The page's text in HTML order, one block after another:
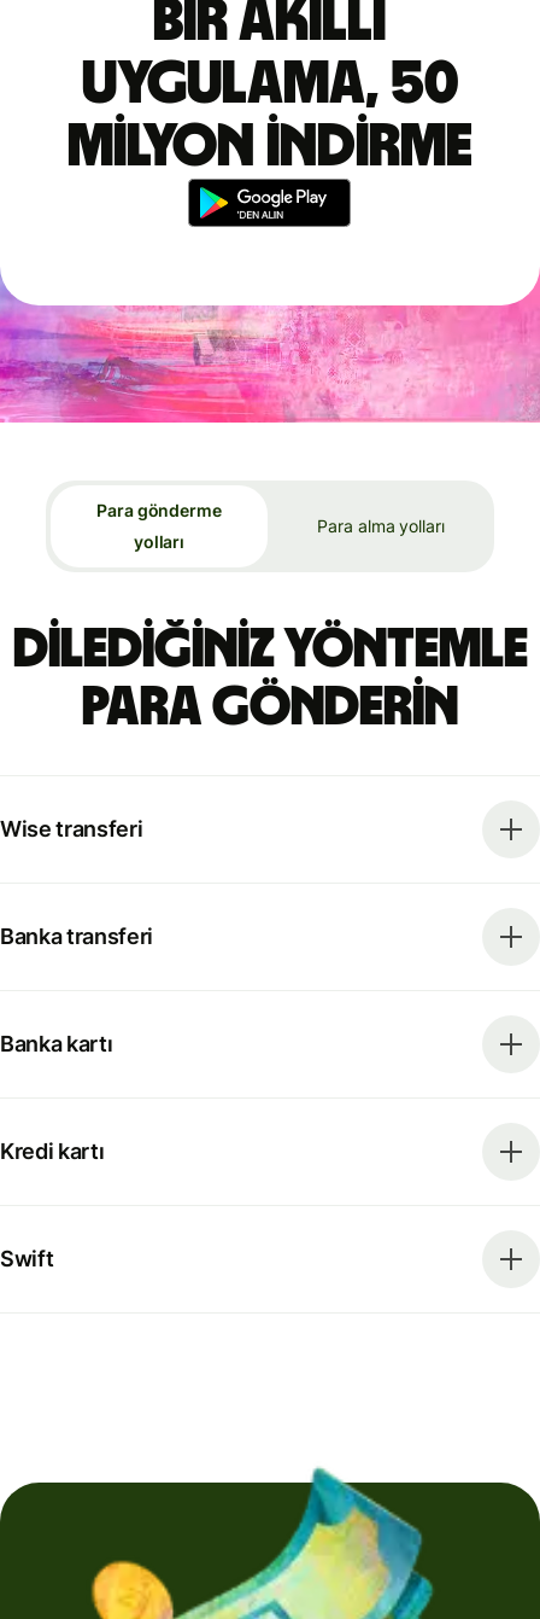
Bir akıllı
uygulama, 50
milyon indirme
Para gönderme
yolları
Para alma yolları
Dilediğiniz yöntemle
para gönderin
Wise transferi
Banka transferi
Banka kartı
Kredi kartı
Swift